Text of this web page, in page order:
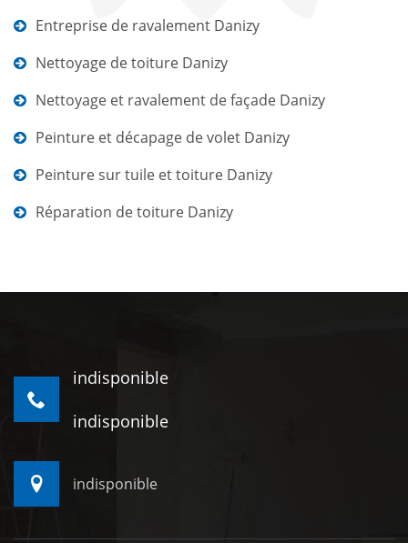
Entreprise de ravalement Danizy
Nettoyage de toiture Danizy
Nettoyage et ravalement de façade Danizy
Peinture et décapage de volet Danizy
Peinture sur tuile et toiture Danizy
Réparation de toiture Danizy
indisponible
indisponible
indisponible